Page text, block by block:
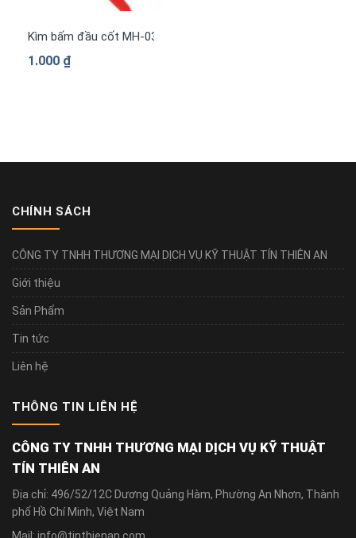
Kìm bấm đầu cốt MH-032 MARVEL
1.000 ₫
CHÍNH SÁCH
CÔNG TY TNHH THƯƠNG MẠI DỊCH VỤ KỸ THUẬT TÍN THIÊN AN
Giới thiệu
Sản Phẩm
Tin tức
Liên hệ
THÔNG TIN LIÊN HỆ
CÔNG TY TNHH THƯƠNG MẠI DỊCH VỤ KỸ THUẬT
TÍN THIÊN AN
Địa chỉ: 496/52/12C Dương Quảng Hàm, Phường An Nhơn, Thành
phố Hồ Chí Minh, Việt Nam